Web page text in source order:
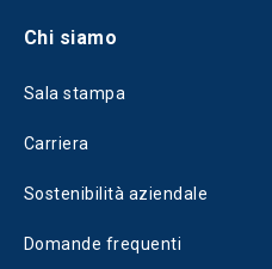
Chi siamo
Sala stampa
Carriera
Sostenibilità aziendale
Domande frequenti